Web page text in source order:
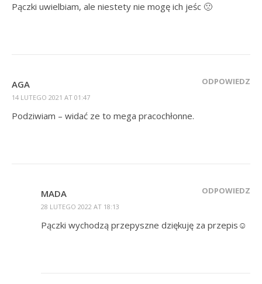
Pączki uwielbiam, ale niestety nie mogę ich jeśc 🙁
AGA
14 LUTEGO 2021 AT 01:47
ODPOWIEDZ
Podziwiam – widać ze to mega pracochłonne.
MADA
28 LUTEGO 2022 AT 18:13
ODPOWIEDZ
Pączki wychodzą przepyszne dziękuję za przepis☺️